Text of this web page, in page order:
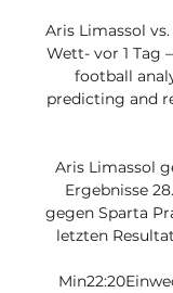
Aris Limassol
Wett- vor 1 Tag
football
predicting and
Aris Limassol
Ergebnisse
gegen Sparta
letzten